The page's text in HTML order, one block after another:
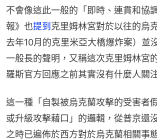
不會像這此一般的「即時、連貫和協
報》也提到 克里姆林宮對於以往的烏
去年10月的克里米亞大橋爆炸案）並
一般長的聲明，又稱這次克里姆林宮
羅斯官方回應之前其實沒有什麼人關
這一種「自製被烏克蘭攻擊的受害者
或升級攻擊藉口」的邏輯，從普京還
之時已遍佈於西方對於烏克蘭相關事